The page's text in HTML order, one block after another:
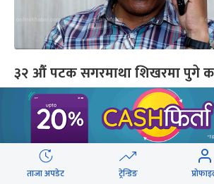
३२ औं पटक सगरमाथा शिखरमा पुगे
यो पनि
ताजा अपडेट ट्रेन्डिङ